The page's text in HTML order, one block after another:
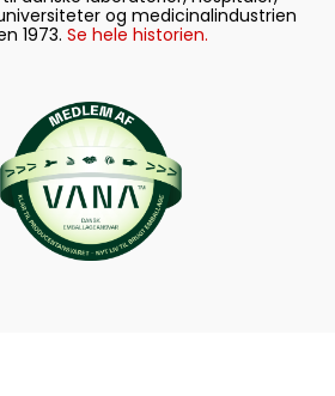
og medicinalindustrien
1973. Se hele historien.